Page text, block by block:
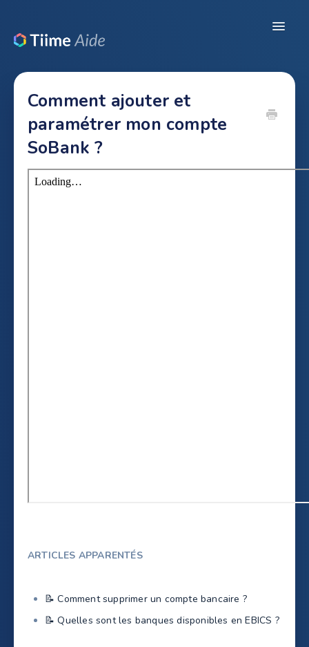
Toggle
Ressources
Configuration du dossier
Comment ajouter et
paramétrer mon compte
SoBank ?
ARTICLES APPARENTÉS
📝 Comment supprimer un compte bancaire ?
📝 Quelles sont les banques disponibles en EBICS ?